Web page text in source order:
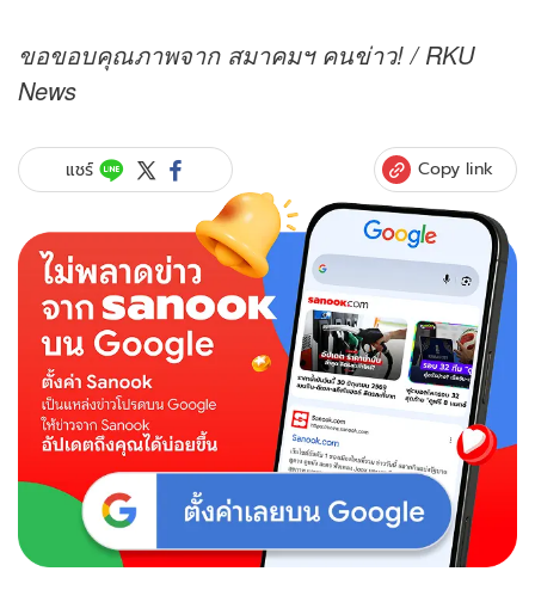
ขอขอบคุณภาพจาก สมาคมฯ คนข่าว! / RKU
News
แชร์ Copy link